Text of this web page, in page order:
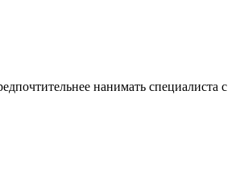
нанимать специалиста с